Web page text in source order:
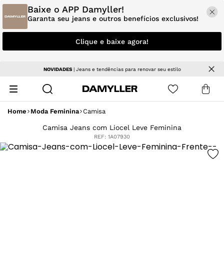
Baixe o APP Damyller!
Garanta seu jeans e outros benefícios exclusivos!
Clique e baixe agora!
NOVIDADES| Jeans e tendências para renovar seu estilo
Home Moda Feminina Camisa
Camisa Jeans com Liocel Leve Feminina
REF: 1A07930